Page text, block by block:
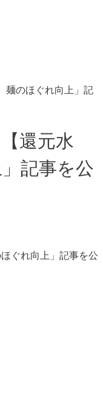
麺のほぐれ向上」記
還元水
記事を公
ぐれ向上」記事を公